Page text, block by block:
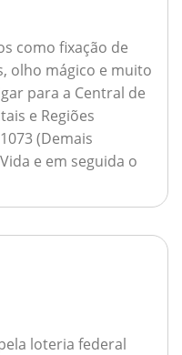
como fixação de
olho mágico e muito
para a Central de
e Regiões
(Demais
e em seguida o
loteria federal